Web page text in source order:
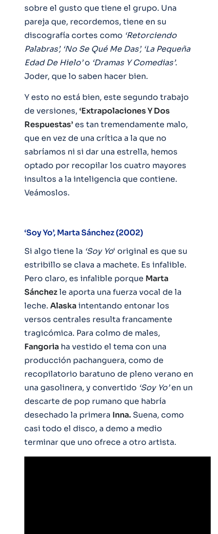
sobre el gusto que tiene el grupo. Una
pareja que, recordemos, tiene en su
discografía cortes como ‘Retorciendo
Palabras’, ‘No Se Qué Me Das’, ‘La Pequeña
Edad De Hielo’o ‘Dramas Y Comedias’.
Joder, que lo saben hacer bien.
Y esto no está bien, este segundo trabajo
de versiones, ‘Extrapolaciones Y Dos
Respuestas’es tan tremendamente malo,
que en vez de una crítica a la que no
sabríamos ni si dar una estrella, hemos
optado por recopilar los cuatro mayores
insultos a la inteligencia que contiene.
Veámoslos.
‘Soy Yo’, Marta Sánchez (2002)
Si algo tiene la ‘Soy Yo‘ original es que su
estribillo se clava a machete. Es infalible.
Pero claro, es infalible porque Marta
Sánchezle aporta una fuerza vocal de la
leche. Alaskaintentando entonar los
versos centrales resulta francamente
tragicómica. Para colmo de males,
Fangoria ha vestido el tema con una
producción pachanguera, como de
recopilatorio baratuno de pleno verano en
una gasolinera, y convertido ‘Soy Yo’en un
descarte de pop rumano que habría
desechado la primera Inna. Suena, como
casi todo el disco, a demo a medio
terminar que uno ofrece a otro artista.